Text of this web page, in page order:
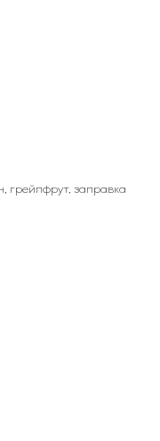
грейпфрут, заправка